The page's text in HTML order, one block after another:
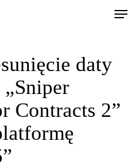
daty
Contracts 2”